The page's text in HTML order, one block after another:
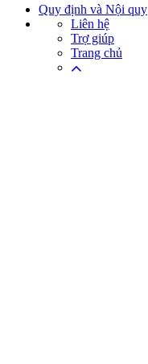
Quy định và Nội quy
Liên hệ
Trợ giúp
Trang chủ